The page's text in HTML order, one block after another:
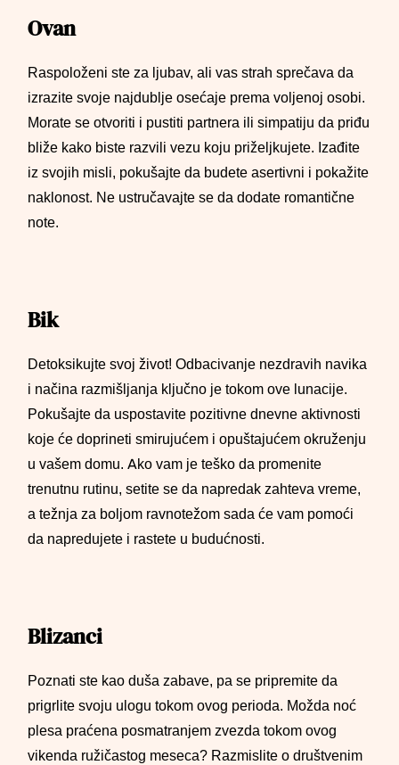
Ovan
Raspoloženi ste za ljubav, ali vas strah sprečava da
izrazite svoje najdublje osećaje prema voljenoj osobi.
Morate se otvoriti i pustiti partnera ili simpatiju da priđu
bliže kako biste razvili vezu koju priželjkujete. Izađite
iz svojih misli, pokušajte da budete asertivni i pokažite
naklonost. Ne ustručavajte se da dodate romantične
note.
Bik
Detoksikujte svoj život! Odbacivanje nezdravih navika
i načina razmišljanja ključno je tokom ove lunacije.
Pokušajte da uspostavite pozitivne dnevne aktivnosti
koje će doprineti smirujućem i opuštajućem okruženju
u vašem domu. Ako vam je teško da promenite
trenutnu rutinu, setite se da napredak zahteva vreme,
a težnja za boljom ravnotežom sada će vam pomoći
da napredujete i rastete u budućnosti.
Blizanci
Poznati ste kao duša zabave, pa se pripremite da
prigrlite svoju ulogu tokom ovog perioda. Možda noć
plesa praćena posmatranjem zvezda tokom ovog
vikenda ružičastog meseca? Razmislite o društvenim